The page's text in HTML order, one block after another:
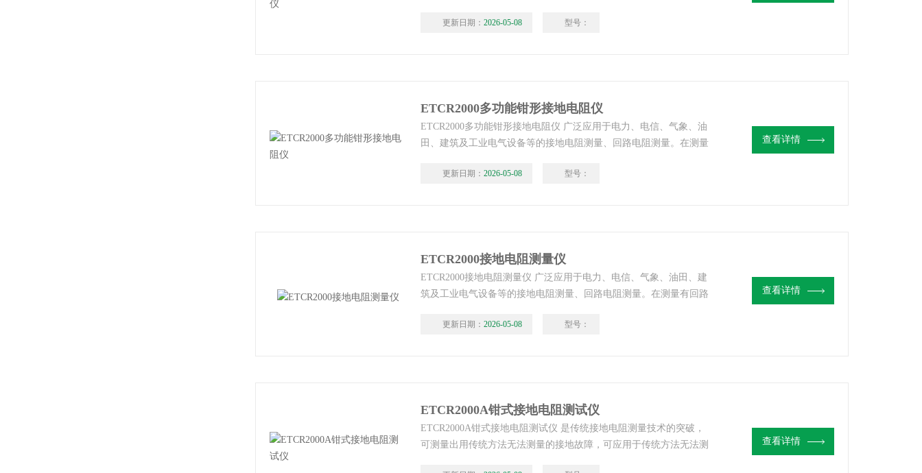
的综合值。
更新日期： 2026-05-08 型号：
ETCR2000多功能钳形接地电阻仪
ETCR2000多功能钳形接地电阻仪 广泛应用于电力、电信、气象、油
田、建筑及工业电气设备等的接地电阻测量、回路电阻测量。在测量
更新日期： 2026-05-08 型号：
查看详情
ETCR2000接地电阻测量仪
ETCR2000接地电阻测量仪 广泛应用于电力、电信、气象、油田、建
筑及工业电气设备等的接地电阻测量、回路电阻测量。在测量有回路
更新日期： 2026-05-08 型号：
查看详情
ETCR2000A钳式接地电阻测试仪
ETCR2000A钳式接地电阻测试仪 是传统接地电阻测量技术的突破，
可测量出用传统方法无法测量的接地故障，可应用于传统方法无法测
查看详情